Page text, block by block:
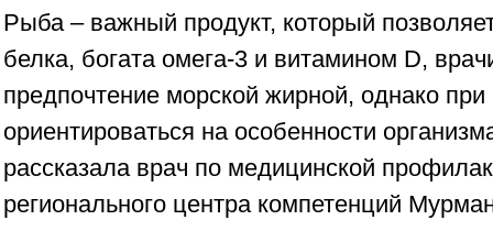
Рыба – важный продукт, который
белка, богата омега-3 и витамином D,
предпочтение морской жирной, однако
ориентироваться на особенности
рассказала врач по медицинской
регионального центра компетенций